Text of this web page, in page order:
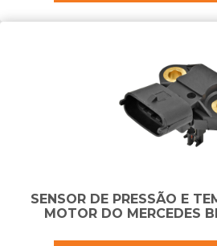
SENSOR DE PRESSÃO E
MOTOR DO MERCEDES